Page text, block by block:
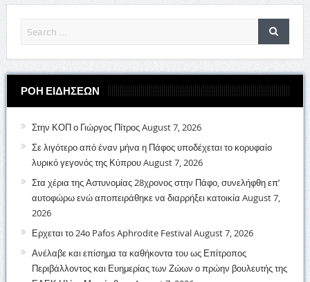
ΡΟΗ ΕΙΔΗΣΕΩΝ
Στην ΚΟΠ ο Γιώργος ΠίτροςAugust 7, 2026
Σε λιγότερο από έναν μήνα η Πάφος υποδέχεται το κορυφαίο
λυρικό γεγονός της ΚύπρουAugust 7, 2026
Στα χέρια της Αστυνομίας 28χρονος στην Πάφο, συνελήφθη επ’
αυτοφώρω ενώ αποπειράθηκε να διαρρήξει κατοικία August 7,
2026
Ερχεται το 24ο Pafos Aphrodite FestivalAugust 7, 2026
Ανέλαβε και επίσημα τα καθήκοντα του ως Επίτροπος
Περιβάλλοντος και Ευημερίας των Ζώων ο πρώην βουλευτής της